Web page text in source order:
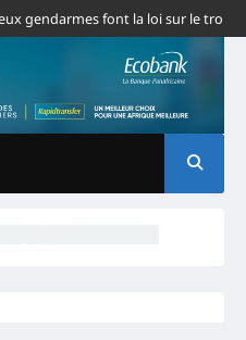
font la loi sur le tronçon